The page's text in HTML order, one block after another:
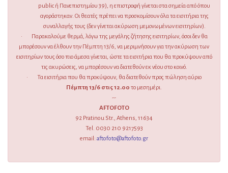
public ή Πανεπιστημίου 39), η επιστροφή γίνεται στα σημεία από όπου
αγοράστηκαν. Οι θεατές πρέπει να προσκομίσουν όλα τα εισιτήρια της
συναλλαγής τους (δεν γίνεται ακύρωση μεμονωμένων εισιτηρίων).
· Παρακαλούμε θερμά, λόγω της μεγάλης ζήτησης εισιτηρίων, όσοι δεν θα
μπορέσουν να έλθουν την Πέμπτη 13/6, να μεριμνήσουν για την ακύρωση των
εισιτηρίων τους όσο πιο άμεσα γίνεται, ώστε τα εισιτήρια που θα προκύψουν από
τις ακυρώσεις, να μπορέσουν να διατεθούν εκ νέου στο κοινό.
· Τα εισιτήρια που θα προκύψουν, θα διατεθούν προς πώληση αύριο
Πέμπτη 13/6 στις 12.00 το μεσημέρι.
--
AFTOFOTO
92 Pratinou Str., Athens, 11634
Tel. 0030 210 9217593
email: aftofoto@aftofoto.gr